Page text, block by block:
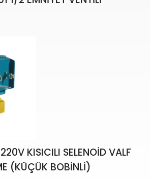
KISICILI SELENOİD VALF
(KÜÇÜK BOBİNLİ)